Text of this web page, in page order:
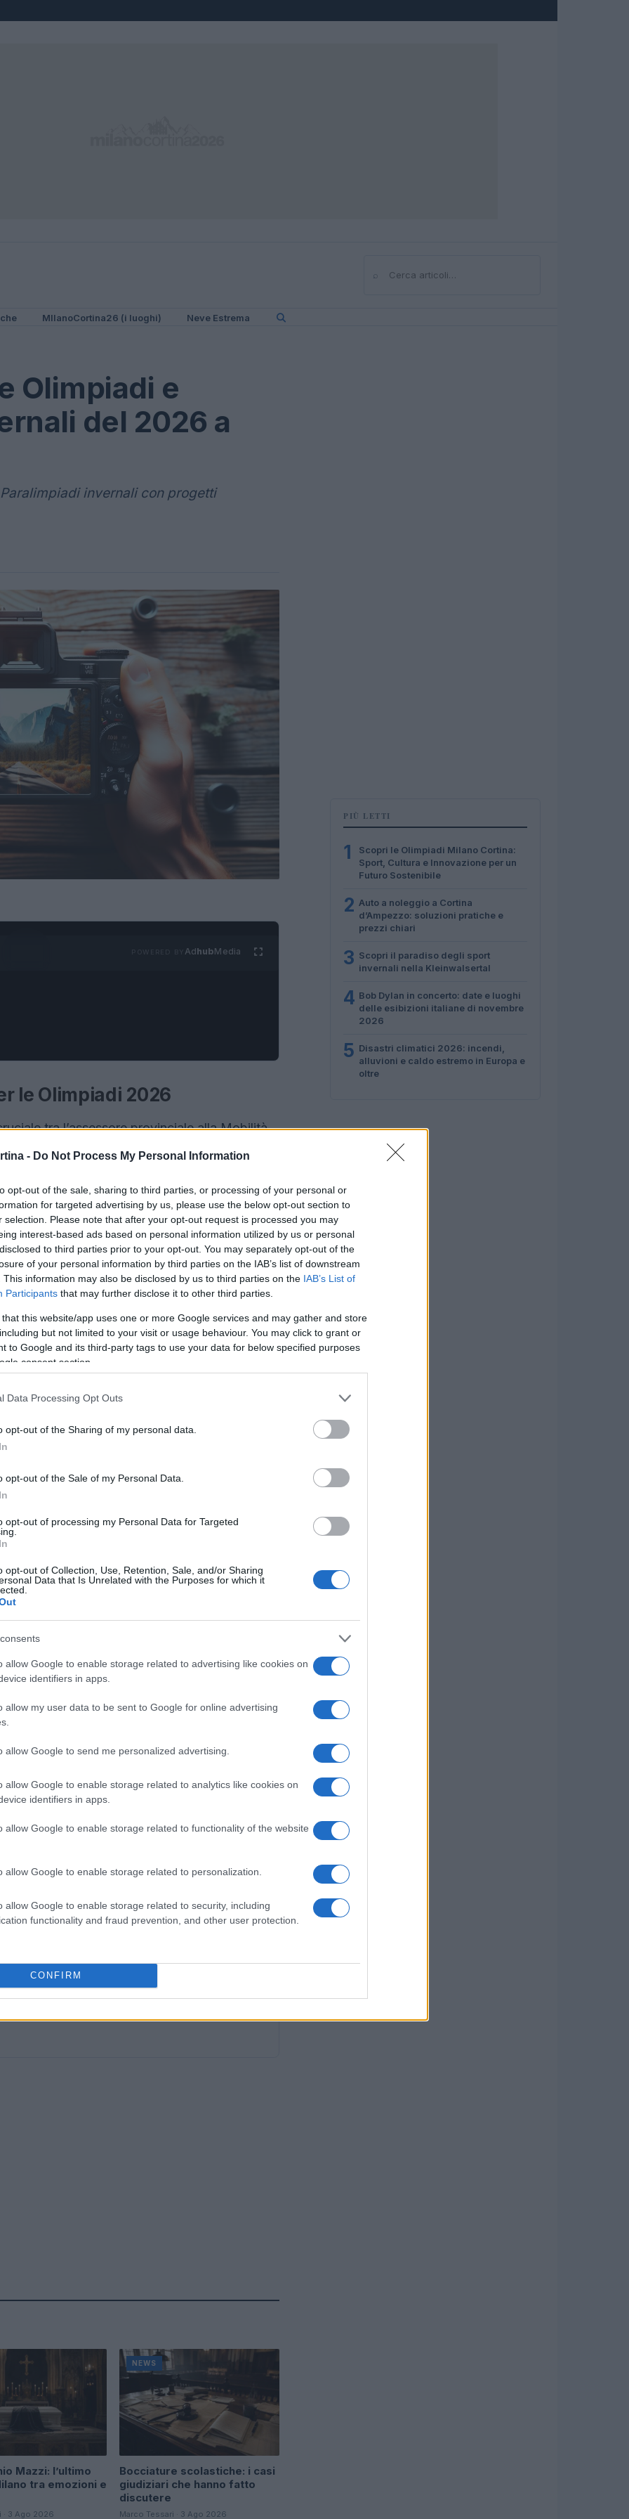
- Do Not Process My Personal Information
opt-out of the sale, sharing to third parties, or processing of your personal or
for targeted advertising by us, please use the below opt-out section to
selection. Please note that after your opt-out request is processed you may
interest-based ads based on personal information utilized by us or personal
to third parties prior to your opt-out. You may separately opt-out of the
of your personal information by third parties on the IAB’s list of downstream
This information may also be disclosed by us to third parties on the IAB’s List of
Participants that may further disclose it to other third parties.
that this website/app uses one or more Google services and may gather and store
but not limited to your visit or usage behaviour. You may click to grant or
to Google and its third-party tags to use your data for below specified purposes
consent section.
Data Processing Opt Outs
opt-out of the Sharing of my personal data.
opt-out of the Sale of my Personal Data.
opt-out of processing my Personal Data for Targeted
opt-out of Collection, Use, Retention, Sale, and/or Sharing
Data that Is Unrelated with the Purposes for which it
allow Google to enable storage related to advertising like cookies on
identifiers in apps.
allow my user data to be sent to Google for online advertising
allow Google to send me personalized advertising.
allow Google to enable storage related to analytics like cookies on
identifiers in apps.
allow Google to enable storage related to functionality of the website
allow Google to enable storage related to personalization.
allow Google to enable storage related to security, including
functionality and fraud prevention, and other user protection.
CONFIRM
⌕Cerca
MIlanoCortina26 (i luoghi) Neve Estrema
Olimpiadi e
del 2026 a
invernali con progetti
AdhubMedia
le Olimpiadi 2026
tra l’assessore provinciale alla Mobilità,
Fabio Massimo Saldini, per discutere i
invernali del 2026
il miglioramento delle infrastrutture stradali e
. Questi lavori sono fondamentali per
Giochi, ma anche per promuovere uno
la
l’impatto ambientale, utilizzando
I progetti sono concepiti non solo per
ma anche per lasciare un’eredità positiva
Adige. La collaborazione con le
come un elemento chiave per garantire
un impatto duraturo.
lavori
dei lavori. È emersa la necessità di
per accelerare i tempi di realizzazione.
a garantire che i lavori procedano secondo i
non solo per l’evento, ma anche per il periodo
per l’avanzamento dei progetti in Alto
diAnterselvaun centro di biathlon leader in
con oltre 235 milioni di euro, rappresentano
per il Paese.
Mazzi: l’ultimo
tra emozioni e
· 3 Ago 2026
NEWS
Bocciature scolastiche: i casi
giudiziari che hanno fatto
discutere
Marco Tessari · 3 Ago 2026
PIÙ LETTI
1
Scopri le Olimpiadi Milano Cortina:
Sport, Cultura e Innovazione per un
Futuro Sostenibile
2 Auto a noleggio a Cortina
d’Ampezzo: soluzioni pratiche e
prezzi chiari
3 Scopri il paradiso degli sport
invernali nella Kleinwalsertal
4 Bob Dylan in concerto: date e luoghi
delle esibizioni italiane di novembre
2026
5 Disastri climatici 2026: incendi,
alluvioni e caldo estremo in Europa e
oltre